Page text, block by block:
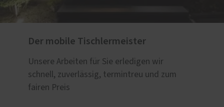
Der mobile Tischlermeister
Unsere Arbeiten für Sie erledigen wir
schnell, zuverlässig, termintreu und zum
fairen Preis